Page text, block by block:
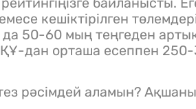
кешіктірілген
50-60 мың теңгеден
дан орташа есеппен
рәсімдей аламын?